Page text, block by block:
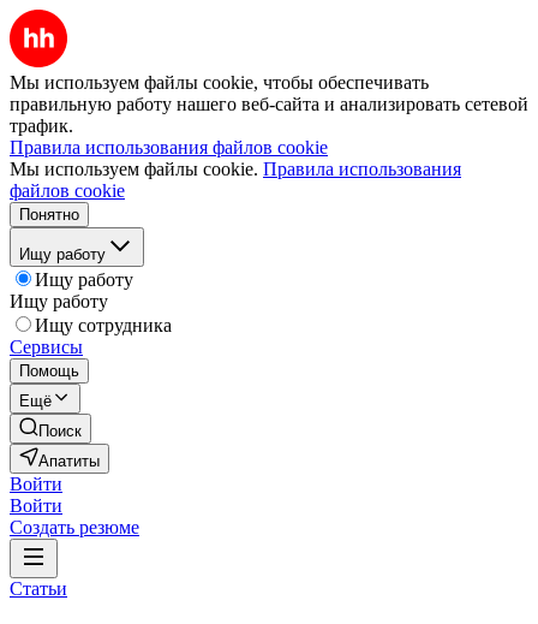
Мы используем файлы cookie, чтобы обеспечивать
правильную работу нашего веб-сайта и анализировать сетевой
трафик.
Правила использования файлов cookie
Мы используем файлы cookie. Правила использования
файлов cookie
Понятно
Ищу работу
Ищу работу
Ищу работу
Ищу сотрудника
Сервисы
Помощь
Ещё
Поиск
Апатиты
Войти
Войти
Создать резюме
Статьи